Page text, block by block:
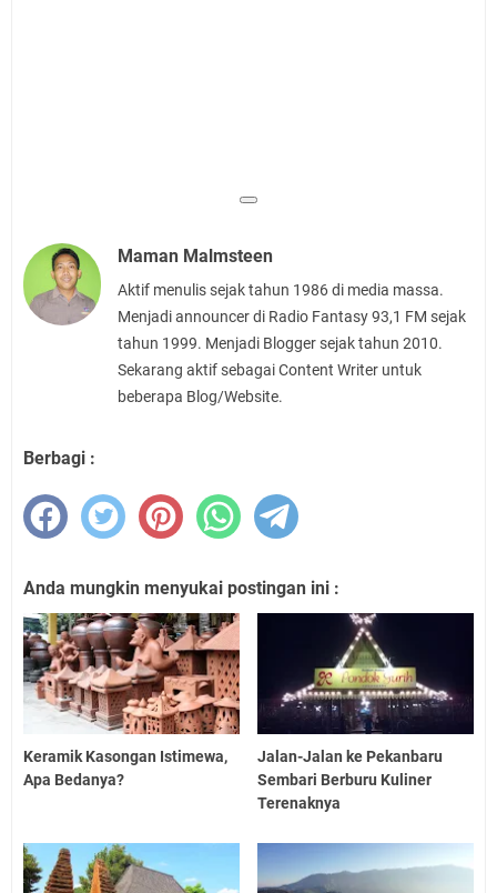
Maman Malmsteen
Aktif menulis sejak tahun 1986 di media massa.
Menjadi announcer di Radio Fantasy 93,1 FM sejak
tahun 1999. Menjadi Blogger sejak tahun 2010.
Sekarang aktif sebagai Content Writer untuk
beberapa Blog/Website.
Berbagi :
Anda mungkin menyukai postingan ini :
Keramik Kasongan Istimewa,
Apa Bedanya?
Jalan-Jalan ke Pekanbaru
Sembari Berburu Kuliner
Terenaknya